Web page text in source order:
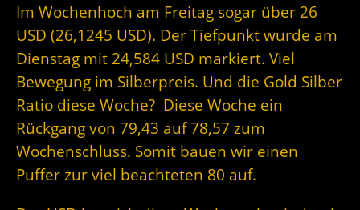
Im Wochenhoch am Freitag sogar über 26
USD (26,1245 USD). Der Tiefpunkt wurde am
Dienstag mit 24,584 USD markiert. Viel
Bewegung im Silberpreis. Und die Gold Silber
Ratio diese Woche? Diese Woche ein
Rückgang von 79,43 auf 78,57 zum
Wochenschluss. Somit bauen wir einen
Puffer zur viel beachteten 80 auf.